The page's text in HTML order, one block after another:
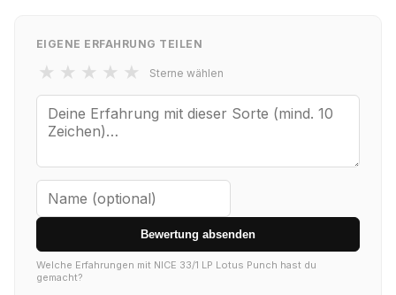
EIGENE ERFAHRUNG TEILEN
★ ★ ★ ★ ★ Sterne wählen
Bewertung absenden
Welche Erfahrungen mit NICE 33/1 LP Lotus Punch hast du
gemacht?